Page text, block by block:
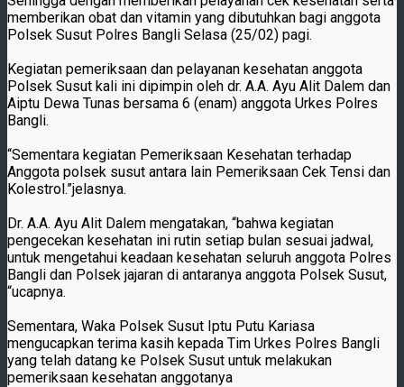
memberikan obat dan vitamin yang dibutuhkan bagi anggota
Polsek Susut Polres Bangli Selasa (25/02) pagi.
Kegiatan pemeriksaan dan pelayanan kesehatan anggota
Polsek Susut kali ini dipimpin oleh dr. A.A. Ayu Alit Dalem dan
Aiptu Dewa Tunas bersama 6 (enam) anggota Urkes Polres
Bangli.
“Sementara kegiatan Pemeriksaan Kesehatan terhadap
Anggota polsek susut antara lain Pemeriksaan Cek Tensi dan
Kolestrol.”jelasnya.
Dr. A.A. Ayu Alit Dalem mengatakan, “bahwa kegiatan
pengecekan kesehatan ini rutin setiap bulan sesuai jadwal,
untuk mengetahui keadaan kesehatan seluruh anggota Polres
Bangli dan Polsek jajaran di antaranya anggota Polsek Susut,
“ucapnya.
Sementara, Waka Polsek Susut Iptu Putu Kariasa
mengucapkan terima kasih kepada Tim Urkes Polres Bangli
yang telah datang ke Polsek Susut untuk melakukan
pemeriksaan kesehatan anggotanya